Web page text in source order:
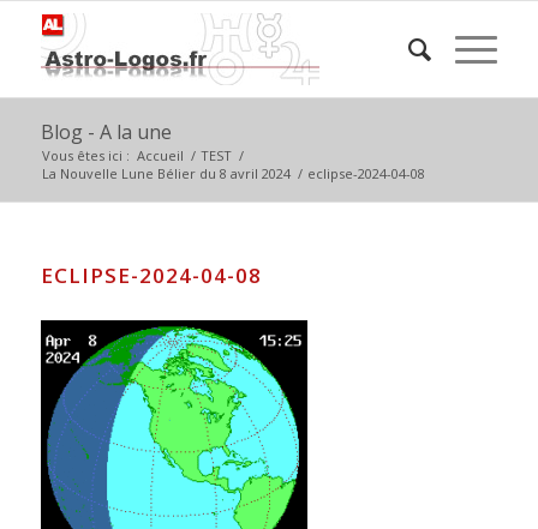
Blog - A la une
Vous êtes ici : Accueil / TEST /
La Nouvelle Lune Bélier du 8 avril 2024 / eclipse-2024-04-08
ECLIPSE-2024-04-08